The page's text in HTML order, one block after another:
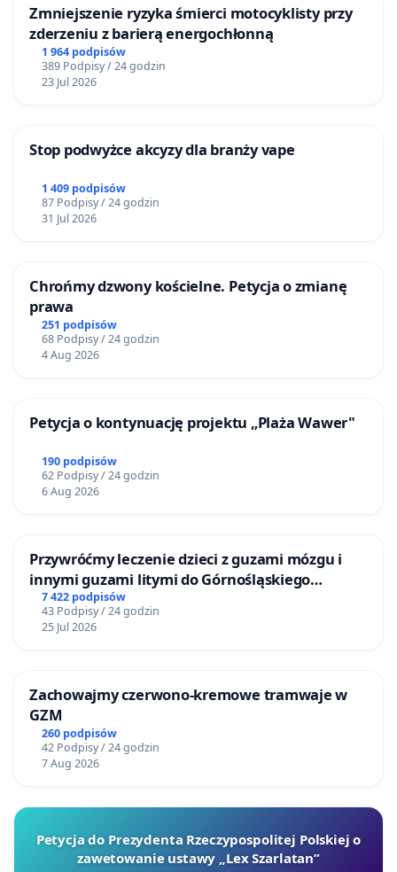
Zmniejszenie ryzyka śmierci motocyklisty przy
zderzeniu z barierą energochłonną
1 964 podpisów
389 Podpisy / 24 godzin
23 Jul 2026
Stop podwyżce akcyzy dla branży vape
1 409 podpisów
87 Podpisy / 24 godzin
31 Jul 2026
Chrońmy dzwony kościelne. Petycja o zmianę
prawa
251 podpisów
68 Podpisy / 24 godzin
4 Aug 2026
Petycja o kontynuację projektu „Plaża Wawer"
190 podpisów
62 Podpisy / 24 godzin
6 Aug 2026
Przywróćmy leczenie dzieci z guzami mózgu i
innymi guzami litymi do Górnośląskiego
Centrum Zdrowia Dziecka w Katowicach
7 422 podpisów
43 Podpisy / 24 godzin
25 Jul 2026
Zachowajmy czerwono-kremowe tramwaje w
GZM
260 podpisów
42 Podpisy / 24 godzin
7 Aug 2026
Petycja do Prezydenta Rzeczypospolitej Polskiej o
zawetowanie ustawy „Lex Szarlatan”